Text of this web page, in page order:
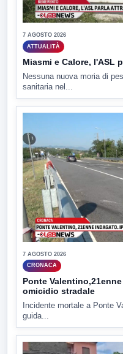
7 AGOSTO 2026
ATTUALITÀ
Miasmi e Calore, l'ASL
Nessuna nuova moria di
sanitaria nel...
7 AGOSTO 2026
CRONACA
Ponte
omicidio stradale
Incidente mortale a Ponte
guida...